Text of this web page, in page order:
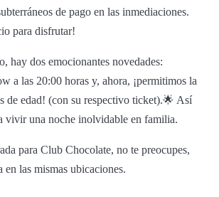
de pago en las inmediaciones.
para disfrutar!
hay dos emocionantes novedades:
a las 20:00 horas y, ahora, ¡permitimos la
de edad! (con su respectivo ticket).🌟 Así
vivir una noche inolvidable en familia.
para Club Chocolate, no te preocupes,
en las mismas ubicaciones.